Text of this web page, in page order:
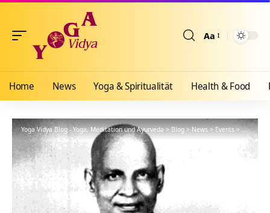
Aa
Home News Yoga & Spiritualität Health & Food
Yoga Vidya Blog - Yoga, Meditation und Ayurveda>Blog>News>Events>